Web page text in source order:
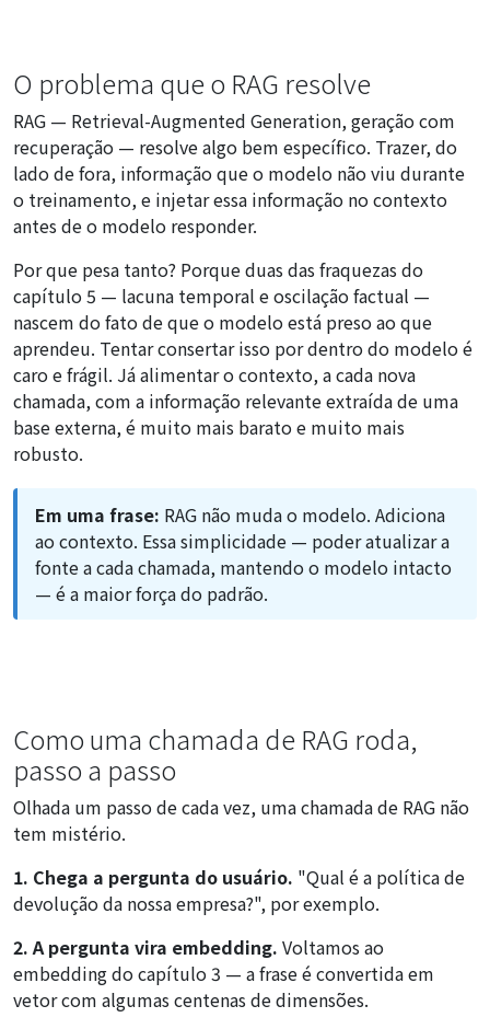
O problema que o RAG resolve
RAG — Retrieval-Augmented Generation, geração com
recuperação — resolve algo bem específico. Trazer, do
lado de fora, informação que o modelo não viu durante
o treinamento, e injetar essa informação no contexto
antes de o modelo responder.
Por que pesa tanto? Porque duas das fraquezas do
capítulo 5 — lacuna temporal e oscilação factual —
nascem do fato de que o modelo está preso ao que
aprendeu. Tentar consertar isso por dentro do modelo é
caro e frágil. Já alimentar o contexto, a cada nova
chamada, com a informação relevante extraída de uma
base externa, é muito mais barato e muito mais
robusto.
Em uma frase: RAG não muda o modelo. Adiciona
ao contexto. Essa simplicidade — poder atualizar a
fonte a cada chamada, mantendo o modelo intacto
— é a maior força do padrão.
Como uma chamada de RAG roda,
passo a passo
Olhada um passo de cada vez, uma chamada de RAG não
tem mistério.
1. Chega a pergunta do usuário. "Qual é a política de
devolução da nossa empresa?", por exemplo.
2. A pergunta vira embedding. Voltamos ao
embedding do capítulo 3 — a frase é convertida em
vetor com algumas centenas de dimensões.